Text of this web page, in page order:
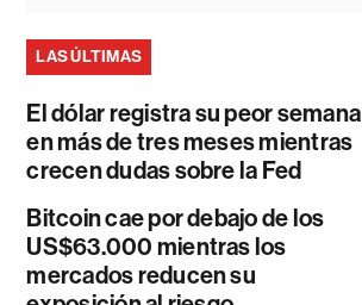
LAS ÚLTIMAS
El dólar registra su peor semana
en más de tres meses mientras
crecen dudas sobre la Fed
Bitcoin cae por debajo de los
US$63.000 mientras los
mercados reducen su